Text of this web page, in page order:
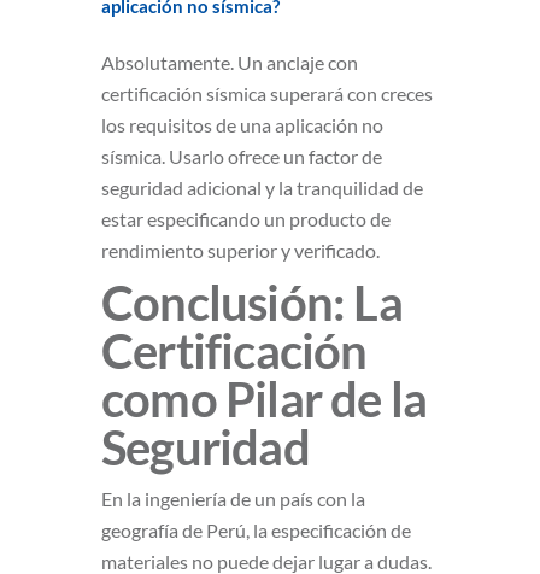
aplicación no sísmica?
Absolutamente. Un anclaje con
certificación sísmica superará con creces
los requisitos de una aplicación no
sísmica. Usarlo ofrece un factor de
seguridad adicional y la tranquilidad de
estar especificando un producto de
rendimiento superior y verificado.
Conclusión: La
Certificación
como Pilar de la
Seguridad
En la ingeniería de un país con la
geografía de Perú, la especificación de
materiales no puede dejar lugar a dudas.